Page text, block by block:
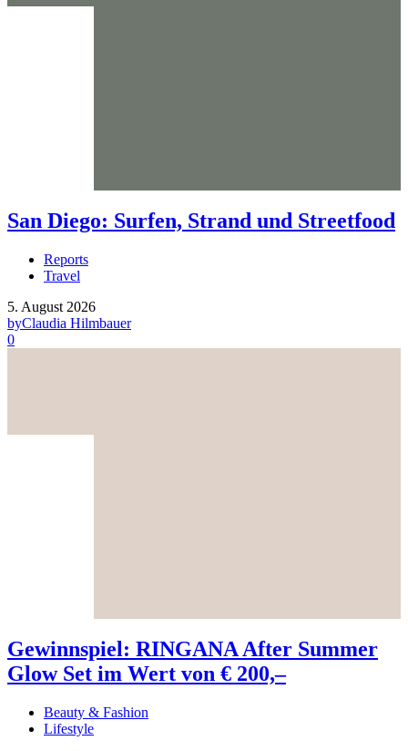
San Diego: Surfen, Strand und Streetfood
Reports
Travel
5. August 2026
byClaudia Hilmbauer
0
Gewinnspiel: RINGANA After Summer
Glow Set im Wert von € 200,–
Beauty & Fashion
Lifestyle